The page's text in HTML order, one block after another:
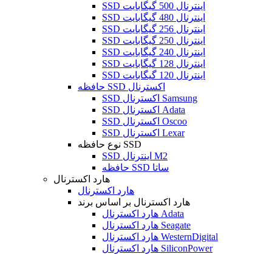
SSD اینترنال 500 گیگابایت
SSD اینترنال 480 گیگابایت
SSD اینترنال 256 گیگابایت
SSD اینترنال 250 گیگابایت
SSD اینترنال 240 گیگابایت
SSD اینترنال 128 گیگابایت
SSD اینترنال 120 گیگابایت
حافظه SSD اکسترنال
SSD اکسترنال Samsung
SSD اکسترنال Adata
SSD اکسترنال Oscoo
SSD اکسترنال Lexar
نوع حافظه SSD
SSD اینترنال M2
حافظه SSD ساتا
هارد اکسترنال
هارد اکسترنال
هارد اکسترنال بر اساس برند
هارد اکسترنال Adata
هارد اکسترنال Seagate
هارد اکسترنال WesternDigital
هارد اکسترنال SiliconPower